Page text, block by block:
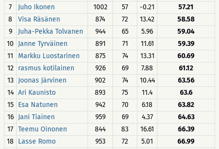
7
Juho Ikonen 1002 57 -0.21
57.21
8
Visa Räsänen 874 72 13.42
58.58
9
Juha-Pekka Tolvanen 944 65 5.96
59.04
10
Janne Tyrväinen 891 71 11.61
59.39
11
Markku Luostarinen 875 74 13.31
60.69
12
rasmus kotilainen 926 69 7.88
61.12
13
Joonas Järvinen 902 74 10.44
63.56
14 Ari Kaunisto 893 75 11.4
63.6
15
Esa Natunen 942 70 6.18
63.82
16
Jani Tiainen 959 69 4.37
64.63
17 Teemu Oinonen 844 83 16.61
66.39
18
Lasse Romo 953 72 5.01
66.99